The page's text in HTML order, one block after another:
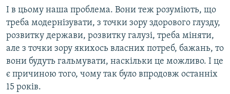
І в цьому наша проблема. Вони теж розуміють, що
треба модернізувати, з точки зору здорового глузду,
розвитку держави, розвитку галузі, треба міняти,
але з точки зору якихось власних потреб, бажань, то
вони будуть гальмувати, наскільки це можливо. І це
є причиною того, чому так було впродовж останніх
15 років.